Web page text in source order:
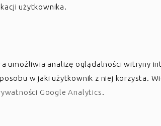
użytkownika.
umożliwia analizę oglądalności witryny
w jaki użytkownik z niej korzysta.
Google Analytics.